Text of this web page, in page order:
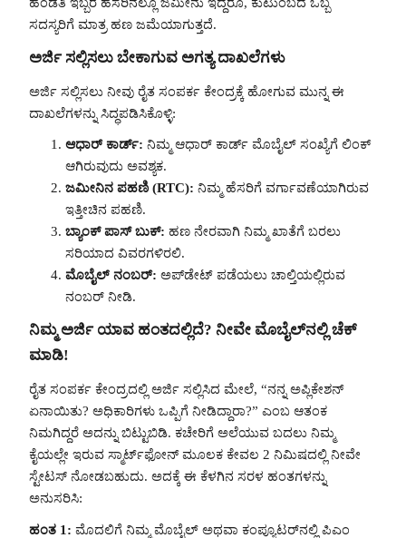
ಹೆಂಡತಿ ಇಬ್ಬರ ಹೆಸರಿನಲ್ಲೂ ಜಮೀನು ಇದ್ದರೂ, ಕುಟುಂಬದ ಒಬ್ಬ
ಸದಸ್ಯರಿಗೆ ಮಾತ್ರ ಹಣ ಜಮೆಯಾಗುತ್ತದೆ.
ಅರ್ಜಿ ಸಲ್ಲಿಸಲು ಬೇಕಾಗುವ ಅಗತ್ಯ ದಾಖಲೆಗಳು
ಅರ್ಜಿ ಸಲ್ಲಿಸಲು ನೀವು ರೈತ ಸಂಪರ್ಕ ಕೇಂದ್ರಕ್ಕೆ ಹೋಗುವ ಮುನ್ನ ಈ
ದಾಖಲೆಗಳನ್ನು ಸಿದ್ಧಪಡಿಸಿಕೊಳ್ಳಿ:
ಆಧಾರ್ ಕಾರ್ಡ್: ನಿಮ್ಮ ಆಧಾರ್ ಕಾರ್ಡ್ ಮೊಬೈಲ್ ಸಂಖ್ಯೆಗೆ ಲಿಂಕ್
ಆಗಿರುವುದು ಅವಶ್ಯಕ.
ಜಮೀನಿನ ಪಹಣಿ (RTC): ನಿಮ್ಮ ಹೆಸರಿಗೆ ವರ್ಗಾವಣೆಯಾಗಿರುವ
ಇತ್ತೀಚಿನ ಪಹಣಿ.
ಬ್ಯಾಂಕ್ ಪಾಸ್ ಬುಕ್: ಹಣ ನೇರವಾಗಿ ನಿಮ್ಮ ಖಾತೆಗೆ ಬರಲು
ಸರಿಯಾದ ವಿವರಗಳಿರಲಿ.
ಮೊಬೈಲ್ ನಂಬರ್: ಅಪ್‌ಡೇಟ್ ಪಡೆಯಲು ಚಾಲ್ತಿಯಲ್ಲಿರುವ
ನಂಬರ್ ನೀಡಿ.
ನಿಮ್ಮ ಅರ್ಜಿ ಯಾವ ಹಂತದಲ್ಲಿದೆ? ನೀವೇ ಮೊಬೈಲ್‌ನಲ್ಲಿ ಚೆಕ್
ಮಾಡಿ!
ರೈತ ಸಂಪರ್ಕ ಕೇಂದ್ರದಲ್ಲಿ ಅರ್ಜಿ ಸಲ್ಲಿಸಿದ ಮೇಲೆ, “ನನ್ನ ಅಪ್ಲಿಕೇಶನ್
ಏನಾಯಿತು? ಅಧಿಕಾರಿಗಳು ಒಪ್ಪಿಗೆ ನೀಡಿದ್ದಾರಾ?” ಎಂಬ ಆತಂಕ
ನಿಮಗಿದ್ದರೆ ಅದನ್ನು ಬಿಟ್ಟುಬಿಡಿ. ಕಚೇರಿಗೆ ಅಲೆಯುವ ಬದಲು ನಿಮ್ಮ
ಕೈಯಲ್ಲೇ ಇರುವ ಸ್ಮಾರ್ಟ್‌ಫೋನ್ ಮೂಲಕ ಕೇವಲ 2 ನಿಮಿಷದಲ್ಲಿ ನೀವೇ
ಸ್ಟೇಟಸ್ ನೋಡಬಹುದು. ಅದಕ್ಕೆ ಈ ಕೆಳಗಿನ ಸರಳ ಹಂತಗಳನ್ನು
ಅನುಸರಿಸಿ:
ಹಂತ 1: ಮೊದಲಿಗೆ ನಿಮ್ಮ ಮೊಬೈಲ್ ಅಥವಾ ಕಂಪ್ಯೂಟರ್‌ನಲ್ಲಿ ಪಿಎಂ